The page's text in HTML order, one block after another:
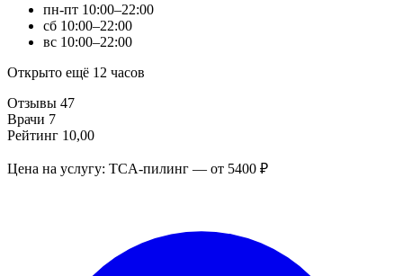
пн-пт 10:00–22:00
сб 10:00–22:00
вс 10:00–22:00
Открыто ещё 12 часов
Отзывы 47
Врачи 7
Рейтинг 10,00
Цена на услугу: TCA-пилинг — от 5400 ₽